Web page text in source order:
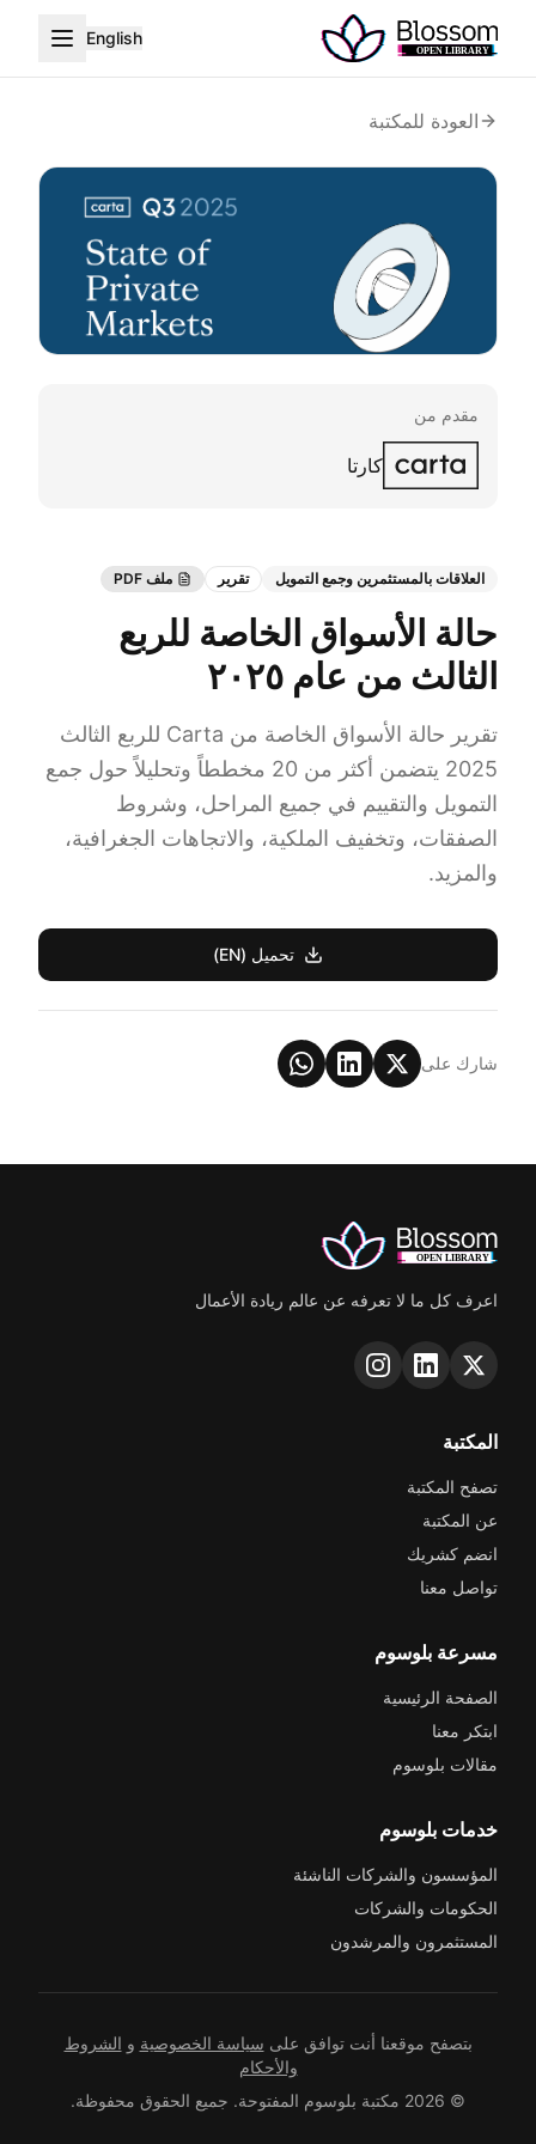
English
العودة للمكتبة
مقدم من
كارتا
العلاقات بالمستثمرين وجمع التمويل تقرير ملف PDF
حالة الأسواق الخاصة للربع
الثالث من عام ٢٠٢٥
تقرير حالة الأسواق الخاصة من Carta للربع الثالث
2025 يتضمن أكثر من 20 مخططاً وتحليلاً حول جمع
التمويل والتقييم في جميع المراحل، وشروط
الصفقات، وتخفيف الملكية، والاتجاهات الجغرافية،
والمزيد.
تحميل (EN)
شارك على
اعرف كل ما لا تعرفه عن عالم ريادة الأعمال
المكتبة
تصفح المكتبة
عن المكتبة
انضم كشريك
تواصل معنا
مسرعة بلوسوم
الصفحة الرئيسية
ابتكر معنا
مقالات بلوسوم
خدمات بلوسوم
المؤسسون والشركات الناشئة
الحكومات والشركات
المستثمرون والمرشدون
بتصفح موقعنا أنت توافق على سياسة الخصوصية و الشروط
والأحكام
© 2026 مكتبة بلوسوم المفتوحة. جميع الحقوق محفوظة.